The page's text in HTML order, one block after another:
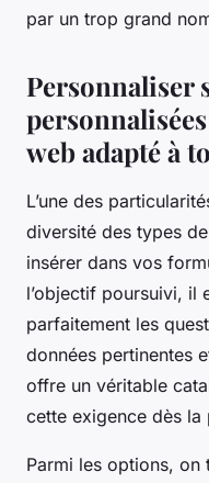
par un trop grand
Personnaliser
web adapté à
L’une des
diversité des types
insérer dans vos
l’objectif poursuivi, il
parfaitement les
données pertinentes
offre un véritable
cette exigence dès la
Parmi les options, on